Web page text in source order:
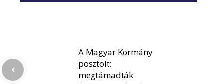
A Magyar Kormány
posztolt:
megtámadták